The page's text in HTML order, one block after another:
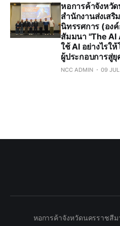
หอการค้าจังหวั
สำนักงานส่งเส
นิทรรศการ (อง
สัมมนา "The AI
ใช้ AI อย่างไรใ
ผู้ประกอบการสู่
NCC ADMIN 09
หอการค้าจังหวัดนครราชสี